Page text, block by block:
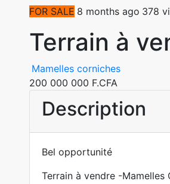
FOR SALE 8 months ago 378
Terrain à
Mamelles corniches
200 000 000 F.CFA
Description
Bel opportunité
Terrain à vendre -